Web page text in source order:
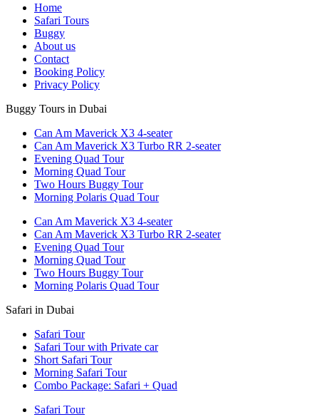
Home
Safari Tours
Buggy
About us
Contact
Booking Policy
Privacy Policy
Buggy Tours in Dubai
Can Am Maverick X3 4-seater
Can Am Maverick X3 Turbo RR 2-seater
Evening Quad Tour
Morning Quad Tour
Two Hours Buggy Tour
Morning Polaris Quad Tour
Can Am Maverick X3 4-seater
Can Am Maverick X3 Turbo RR 2-seater
Evening Quad Tour
Morning Quad Tour
Two Hours Buggy Tour
Morning Polaris Quad Tour
Safari in Dubai
Safari Tour
Safari Tour with Private car
Short Safari Tour
Morning Safari Tour
Combo Package: Safari + Quad
Safari Tour